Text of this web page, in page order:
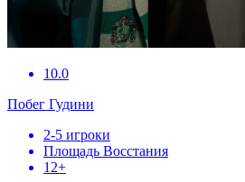
10.0
Побег Гудини
2-5 игроки
Площадь Восстания
12+